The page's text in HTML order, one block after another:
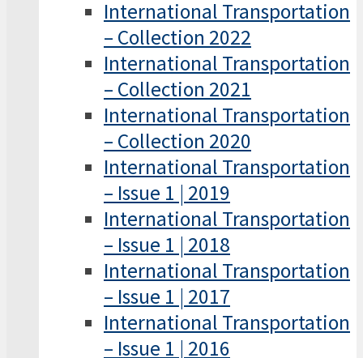
International Transportation
– Collection 2022
International Transportation
– Collection 2021
International Transportation
– Collection 2020
International Transportation
– Issue 1 | 2019
International Transportation
– Issue 1 | 2018
International Transportation
– Issue 1 | 2017
International Transportation
– Issue 1 | 2016